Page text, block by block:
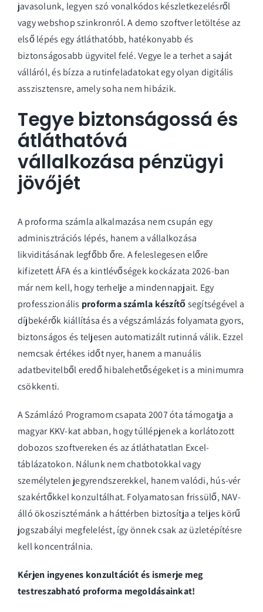
javasolunk, legyen szó vonalkódos készletkezelésről
vagy webshop szinkronról. Ademo szoftver letöltése az
első lépés egy átláthatóbb, hatékonyabb és
biztonságosabb ügyvitel felé. Vegye le a terhet a saját
válláról, és bízza a rutinfeladatokat egy olyan digitális
asszisztensre, amely soha nem hibázik.
Tegye biztonságossá és
átláthatóvá
vállalkozása pénzügyi
jövőjét
A proforma számla alkalmazása nem csupán egy
adminisztrációs lépés, hanem a vállalkozása
likviditásának legfőbb őre. A feleslegesen előre
kifizetett ÁFA és a kintlévőségek kockázata 2026-ban
már nem kell, hogy terhelje a mindennapjait. Egy
professzionális proforma számla készítősegítségével a
díjbekérők kiállítása és a végszámlázás folyamata gyors,
biztonságos és teljesen automatizált rutinná válik. Ezzel
nemcsak értékes időt nyer, hanem a manuális
adatbevitelből eredő hibalehetőségeket is a minimumra
csökkenti.
A Számlázó Programom csapata 2007 óta támogatja a
magyar KKV-kat abban, hogy túllépjenek a korlátozott
dobozos szoftvereken és az átláthatatlan Excel-
táblázatokon. Nálunk nem chatbotokkal vagy
személytelen jegyrendszerekkel, hanem valódi, hús-vér
szakértőkkel konzultálhat. Folyamatosan frissülő, NAV-
álló ökoszisztémánk a háttérben biztosítja a teljes körű
jogszabályi megfelelést, így önnek csak az üzletépítésre
kell koncentrálnia.
Kérjen ingyenes konzultációt és ismerje meg
testreszabható proforma megoldásainkat!